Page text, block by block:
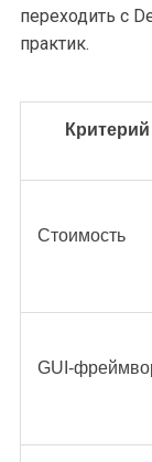
переходить с
практик.
Критерий
Стоимость
GUI-